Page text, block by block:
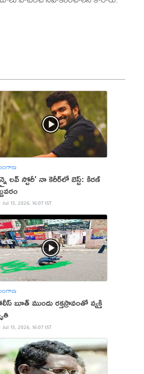
లవ్ స్టోరీ' నా కెరీర్‌లో బెస్ట్: కిరణ్
Jul 15, 2026, 16:07 IST
బూత్‌ ముందు రక్తస్రావంతో వ్యక్తి
Jul 15, 2026, 16:07 IST